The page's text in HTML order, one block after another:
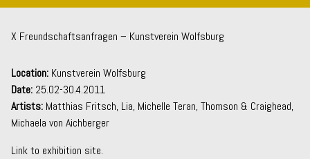
X Freundschaftsanfragen – Kunstverein Wolfsburg
Location: Kunstverein Wolfsburg
Date: 25.02-30.4.2011
Artists: Matthias Fritsch, Lia, Michelle Teran, Thomson & Craighead,
Michaela von Aichberger
Link to exhibition site.